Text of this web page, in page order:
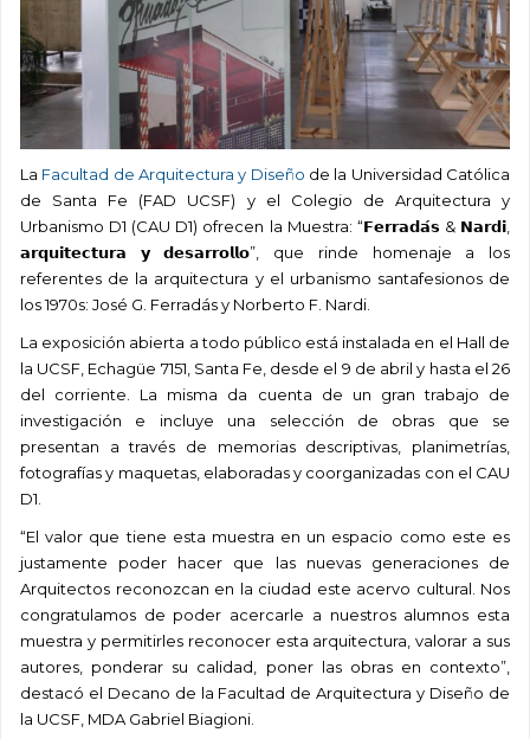
La Facultad de Arquitectura y Diseño de la Universidad Católica
de Santa Fe (FAD UCSF) y el Colegio de Arquitectura y
Urbanismo D1 (CAU D1) ofrecen la Muestra: “𝗙𝗲𝗿𝗿𝗮𝗱𝗮́𝘀 & 𝗡𝗮𝗿𝗱𝗶,
𝗮𝗿𝗾𝘂𝗶𝘁𝗲𝗰𝘁𝘂𝗿𝗮 𝘆 𝗱𝗲𝘀𝗮𝗿𝗿𝗼𝗹𝗹𝗼”, que rinde homenaje a los
referentes de la arquitectura y el urbanismo santafesionos de
los 1970s: José G. Ferradás y Norberto F. Nardi.
La exposición abierta a todo público está instalada en el Hall de
la UCSF, Echagüe 7151, Santa Fe, desde el 9 de abril y hasta el 26
del corriente. La misma da cuenta de un gran trabajo de
investigación e incluye una selección de obras que se
presentan a través de memorias descriptivas, planimetrías,
fotografías y maquetas, elaboradas y coorganizadas con el CAU
D1.
“El valor que tiene esta muestra en un espacio como este es
justamente poder hacer que las nuevas generaciones de
Arquitectos reconozcan en la ciudad este acervo cultural. Nos
congratulamos de poder acercarle a nuestros alumnos esta
muestra y permitirles reconocer esta arquitectura, valorar a sus
autores, ponderar su calidad, poner las obras en contexto”,
destacó el Decano de la Facultad de Arquitectura y Diseño de
la UCSF, MDA Gabriel Biagioni.